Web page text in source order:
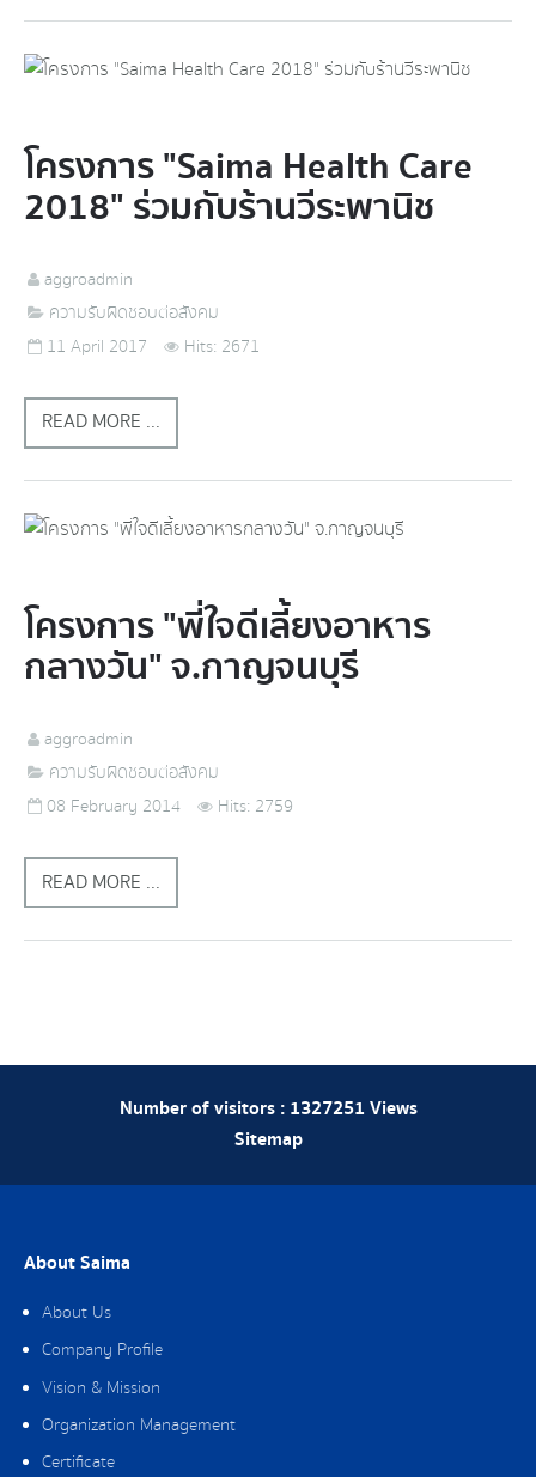
โครงการ "Saima Health Care
2018" ร่วมกับร้านวีระพานิช
aggroadmin
ความรับผิดชอบต่อสังคม
11 April 2017
Hits: 2671
READ MORE ...
โครงการ "พี่ใจดีเลี้ยงอาหาร
กลางวัน" จ.กาญจนบุรี
aggroadmin
ความรับผิดชอบต่อสังคม
08 February 2014
Hits: 2759
READ MORE ...
Number of visitors : 1327251 Views
Sitemap
About Saima
About Us
Company Profile
Vision & Mission
Organization Management
Certificate